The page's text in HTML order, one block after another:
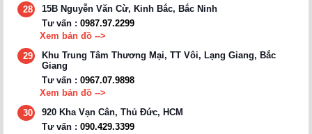
28
15B Nguyễn Văn Cừ, Kinh Bắc, Bắc Ninh
Tư vấn : 0987.97.2299
Xem bản đồ -->
29
Khu Trung Tâm Thương Mại, TT Vôi, Lạng Giang, Bắc
Giang
Tư vấn : 0967.07.9898
Xem bản đồ -->
30
920 Kha Vạn Cân, Thủ Đức, HCM
Tư vấn : 090.429.3399